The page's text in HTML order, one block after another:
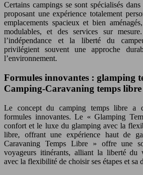
Certains campings se sont spécialisés
proposant une expérience totalement
emplacements spacieux et bien
modulables, et des services sur
l’indépendance et la liberté du
privilégient souvent une approche
l’environnement.
Formules innovantes : glamping
Camping-Caravaning temps libre
Le concept du camping temps libre a
formules innovantes. Le « Glamping
confort et le luxe du glamping avec la
libre, offrant une expérience haut de
Caravaning Temps Libre » offre une
voyageurs itinérants, alliant la liberté du
avec la flexibilité de choisir ses étapes et sa